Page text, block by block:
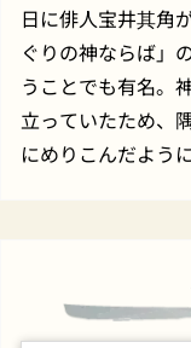
日に俳人宝井其角
ぐりの神ならば」
うことでも有名。
立っていたため、
にめりこんだよう